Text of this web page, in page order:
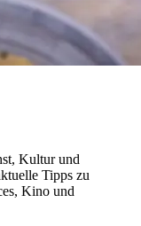
Kultur und
Tipps zu
Kino und